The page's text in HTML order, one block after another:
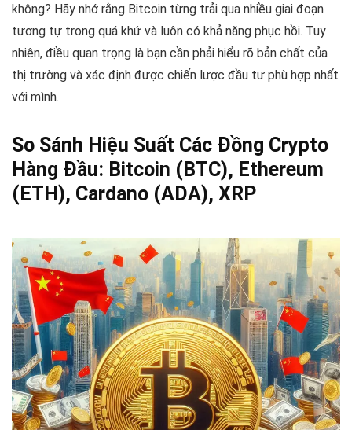
không? Hãy nhớ rằng Bitcoin từng trải qua nhiều giai đoạn
tương tự trong quá khứ và luôn có khả năng phục hồi. Tuy
nhiên, điều quan trọng là bạn cần phải hiểu rõ bản chất của
thị trường và xác định được chiến lược đầu tư phù hợp nhất
với mình.
So Sánh Hiệu Suất Các Đồng Crypto
Hàng Đầu: Bitcoin (BTC), Ethereum
(ETH), Cardano (ADA), XRP